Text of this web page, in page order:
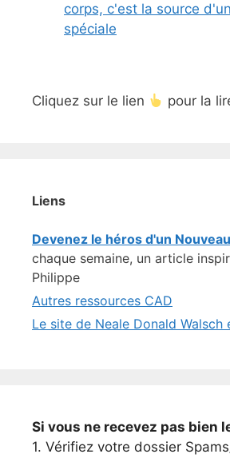
corps, c'est la source
spéciale
Cliquez sur le lien pour la
Liens
Devenez le héros d'un
chaque semaine, un article
Philippe
Autres ressources CAD
Le site de Neale Donald Walsch
Si vous ne recevez pas bien
1. Vérifiez votre dossier